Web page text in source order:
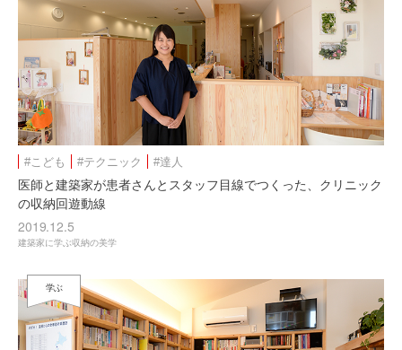
#こども #テクニック #達人
医師と建築家が患者さんとスタッフ目線でつくった、クリニック
の収納回遊動線
2019.12.5
建築家に学ぶ収納の美学
学ぶ